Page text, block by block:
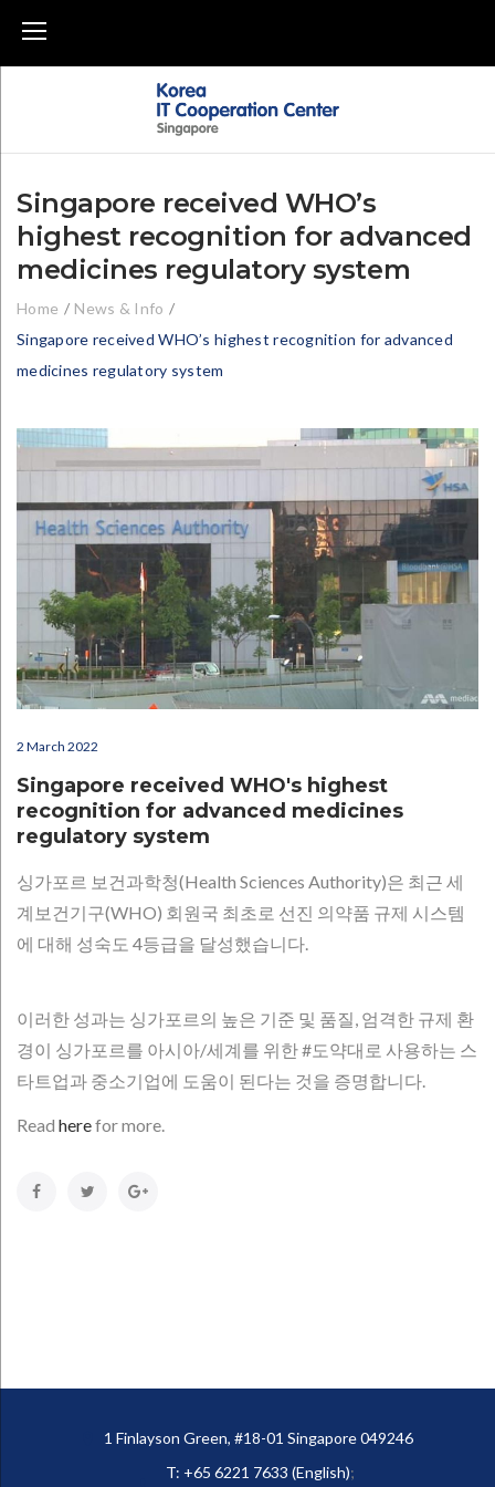
Singapore received WHO’s
highest recognition for advanced
medicines regulatory system
Home / News & Info /
Singapore received WHO’s highest recognition for advanced
medicines regulatory system
2 March 2022
Singapore received WHO's highest
recognition for advanced medicines
regulatory system
싱가포르 보건과학청(Health Sciences Authority)은 최근 세
계보건기구(WHO) 회원국 최초로 선진 의약품 규제 시스템
에 대해 성숙도 4등급을 달성했습니다.
이러한 성과는 싱가포르의 높은 기준 및 품질, 엄격한 규제 환
경이 싱가포르를 아시아/세계를 위한 #도약대로 사용하는 스
타트업과 중소기업에 도움이 된다는 것을 증명합니다.
Read herefor more.
FacebookTwitterGoogle+
1 Finlayson Green, #18-01 Singapore 049246
T: +65 6221 7633 (English);